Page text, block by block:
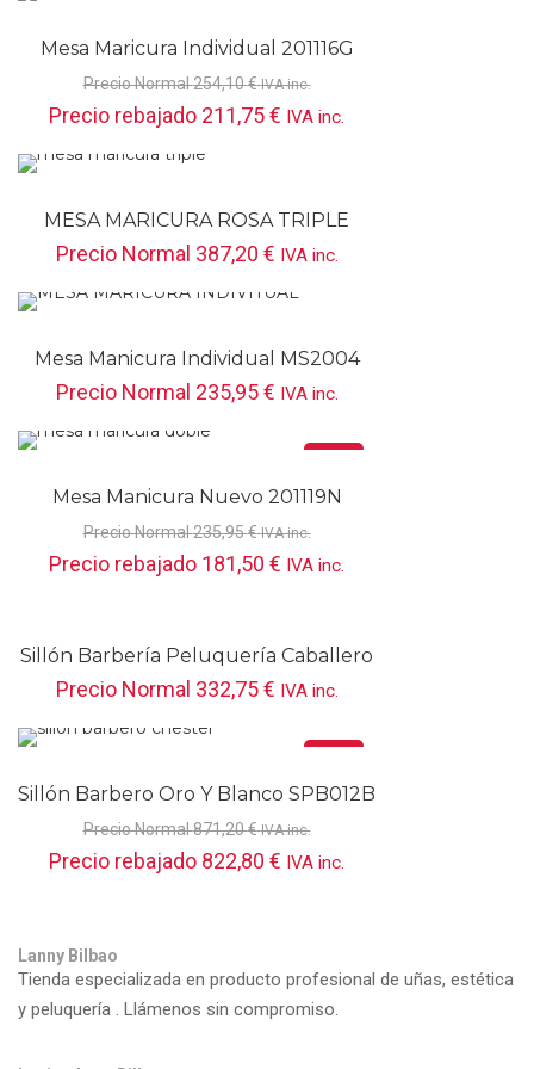
Mesa Maricura Individual 201116G
Precio Normal254,10€ IVA inc.
Precio rebajado 211,75€ IVA inc.
MESA MARICURA ROSA TRIPLE
958131R
Precio Normal 387,20 € IVA inc.
Mesa Manicura Individual MS2004
Precio Normal 235,95€ IVA inc.
Mesa Manicura Nuevo 201119N
Precio Normal235,95€ IVA inc.
Precio rebajado 181,50 € IVA inc.
Sillón Barbería Peluquería Caballero
Negro 88096
Precio Normal 332,75€ IVA inc.
Sillón Barbero Oro Y Blanco SPB012B
Precio Normal871,20€ IVA inc.
Precio rebajado 822,80 € IVA inc.
Lanny Bilbao
Tienda especializada en producto profesional de uñas, estética
y peluquería . Llámenos sin compromiso.